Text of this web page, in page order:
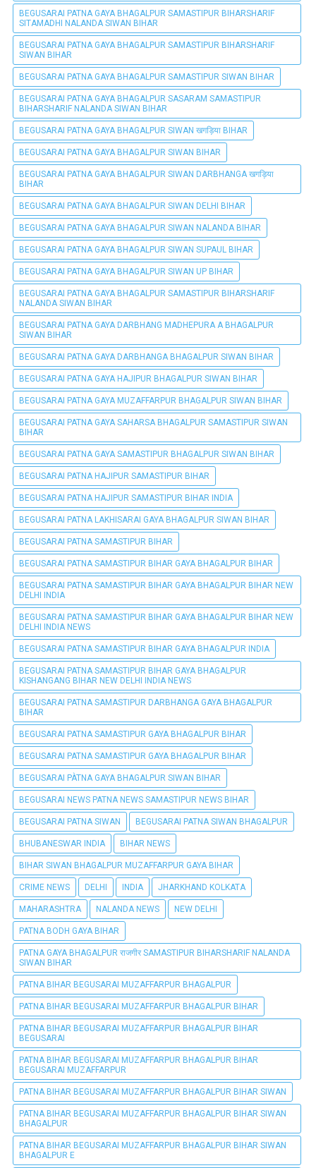
BEGUSARAI PATNA GAYA BHAGALPUR SAMASTIPUR BIHARSHARIF
SITAMADHI NALANDA SIWAN BIHAR
BEGUSARAI PATNA GAYA BHAGALPUR SAMASTIPUR BIHARSHARIF
SIWAN BIHAR
BEGUSARAI PATNA GAYA BHAGALPUR SAMASTIPUR SIWAN BIHAR
BEGUSARAI PATNA GAYA BHAGALPUR SASARAM SAMASTIPUR
BIHARSHARIF NALANDA SIWAN BIHAR
BEGUSARAI PATNA GAYA BHAGALPUR SIWAN खगड़िया BIHAR
BEGUSARAI PATNA GAYA BHAGALPUR SIWAN BIHAR
BEGUSARAI PATNA GAYA BHAGALPUR SIWAN DARBHANGA खगड़िया
BIHAR
BEGUSARAI PATNA GAYA BHAGALPUR SIWAN DELHI BIHAR
BEGUSARAI PATNA GAYA BHAGALPUR SIWAN NALANDA BIHAR
BEGUSARAI PATNA GAYA BHAGALPUR SIWAN SUPAUL BIHAR
BEGUSARAI PATNA GAYA BHAGALPUR SIWAN UP BIHAR
BEGUSARAI PATNA GAYA BHAGALPUR SAMASTIPUR BIHARSHARIF
NALANDA SIWAN BIHAR
BEGUSARAI PATNA GAYA DARBHANG MADHEPURA A BHAGALPUR
SIWAN BIHAR
BEGUSARAI PATNA GAYA DARBHANGA BHAGALPUR SIWAN BIHAR
BEGUSARAI PATNA GAYA HAJIPUR BHAGALPUR SIWAN BIHAR
BEGUSARAI PATNA GAYA MUZAFFARPUR BHAGALPUR SIWAN BIHAR
BEGUSARAI PATNA GAYA SAHARSA BHAGALPUR SAMASTIPUR SIWAN
BIHAR
BEGUSARAI PATNA GAYA SAMASTIPUR BHAGALPUR SIWAN BIHAR
BEGUSARAI PATNA HAJIPUR SAMASTIPUR BIHAR
BEGUSARAI PATNA HAJIPUR SAMASTIPUR BIHAR INDIA
BEGUSARAI PATNA LAKHISARAI GAYA BHAGALPUR SIWAN BIHAR
BEGUSARAI PATNA SAMASTIPUR BIHAR
BEGUSARAI PATNA SAMASTIPUR BIHAR GAYA BHAGALPUR BIHAR
BEGUSARAI PATNA SAMASTIPUR BIHAR GAYA BHAGALPUR BIHAR NEW
DELHI INDIA
BEGUSARAI PATNA SAMASTIPUR BIHAR GAYA BHAGALPUR BIHAR NEW
DELHI INDIA NEWS
BEGUSARAI PATNA SAMASTIPUR BIHAR GAYA BHAGALPUR INDIA
BEGUSARAI PATNA SAMASTIPUR BIHAR GAYA BHAGALPUR
KISHANGANG BIHAR NEW DELHI INDIA NEWS
BEGUSARAI PATNA SAMASTIPUR DARBHANGA GAYA BHAGALPUR
BIHAR
BEGUSARAI PATNA SAMASTIPUR GAYA BHAGALPUR BIHAR
BEGUSARAI PATNA SAMASTIPUR GAYA BHAGALPUR BIHAR
BEGUSARAI PÀTNA GAYA BHAGALPUR SIWAN BIHAR
BEGUSARAI NEWS PATNA NEWS SAMASTIPUR NEWS BIHAR
BEGUSARAI PATNA SIWAN BEGUSARAI PATNA SIWAN BHAGALPUR
BHUBANESWAR INDIA BIHAR NEWS
BIHAR SIWAN BHAGALPUR MUZAFFARPUR GAYA BIHAR
CRIME NEWS DELHI INDIA JHARKHAND KOLKATA
MAHARASHTRA NALANDA NEWS NEW DELHI
PATNA BODH GAYA BIHAR
PATNA GAYA BHAGALPUR राजगीर SAMASTIPUR BIHARSHARIF NALANDA
SIWAN BIHAR
PATNA BIHAR BEGUSARAI MUZAFFARPUR BHAGALPUR
PATNA BIHAR BEGUSARAI MUZAFFARPUR BHAGALPUR BIHAR
PATNA BIHAR BEGUSARAI MUZAFFARPUR BHAGALPUR BIHAR
BEGUSARAI
PATNA BIHAR BEGUSARAI MUZAFFARPUR BHAGALPUR BIHAR
BEGUSARAI MUZAFFARPUR
PATNA BIHAR BEGUSARAI MUZAFFARPUR BHAGALPUR BIHAR SIWAN
PATNA BIHAR BEGUSARAI MUZAFFARPUR BHAGALPUR BIHAR SIWAN
BHAGALPUR
PATNA BIHAR BEGUSARAI MUZAFFARPUR BHAGALPUR BIHAR SIWAN
BHAGALPUR E